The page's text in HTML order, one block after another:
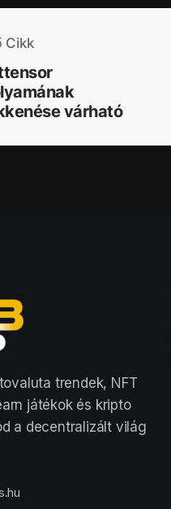
Cikk
várható
trendek, NFT
játékok és kripto
a decentralizált világ